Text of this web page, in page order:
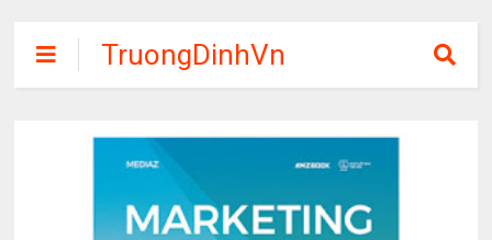
TruongDinhVn
Chia sẽ ebook,
phần mềm học
tập miễn phí